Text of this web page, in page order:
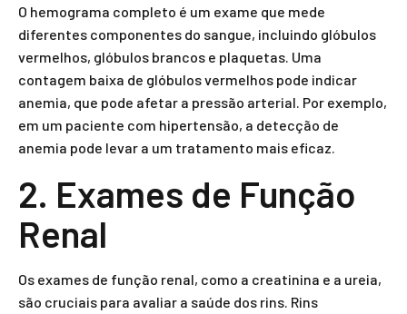
O hemograma completo é um exame que mede
diferentes componentes do sangue, incluindo glóbulos
vermelhos, glóbulos brancos e plaquetas. Uma
contagem baixa de glóbulos vermelhos pode indicar
anemia, que pode afetar a pressão arterial. Por exemplo,
em um paciente com hipertensão, a detecção de
anemia pode levar a um tratamento mais eficaz.
2. Exames de Função
Renal
Os exames de função renal, como a creatinina e a ureia,
são cruciais para avaliar a saúde dos rins. Rins